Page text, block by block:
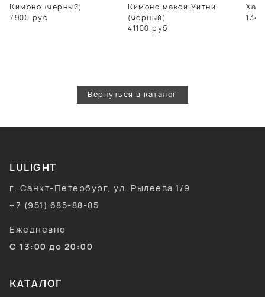
Кимоно (черный)
7900 руб
Кимоно макси Уитни
(черный)
41100 руб
Вернуться в каталог
LULIGHT
г. Санкт-Петербург, ул. Рылеева 1/9
+7 (951) 685-88-85
Ежедневно
С 13:00 до 20:00
КАТАЛОГ